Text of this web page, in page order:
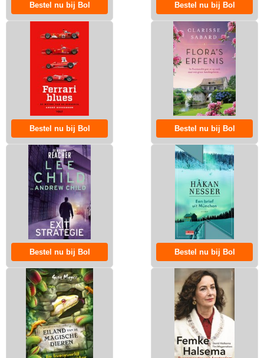
Bestel nu bij Bol Bestel nu bij Bol
Bestel nu bij Bol Bestel nu bij Bol
Bestel nu bij Bol Bestel nu bij Bol